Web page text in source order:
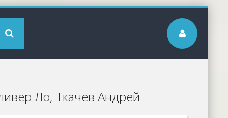
Ло, Ткачев Андрей